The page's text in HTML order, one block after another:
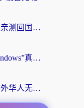
云极和GOGO哪个好？海外党亲测回国加速器选择指南（附iOS免费&Windows VPN实用技巧）
海外党别踩坑！“vpn破解版windows”真的能用？教你选对回国加速器无缝刷国内资源
北美看剧神器怎么选？2026海外华人无缝访问国内资源全攻略